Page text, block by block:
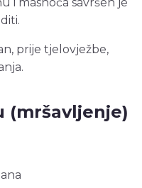
i masnoća savršen je
prije tjelovježbe,
(mršavljenje)